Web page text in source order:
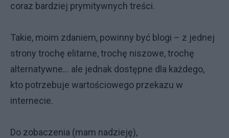
coraz bardziej prymitywnych treści.
Takie, moim zdaniem, powinny być blogi – z jednej
strony trochę elitarne, trochę niszowe, trochę
alternatywne… ale jednak dostępne dla każdego,
kto potrzebuje wartościowego przekazu w
internecie.
Do zobaczenia (mam nadzieję),